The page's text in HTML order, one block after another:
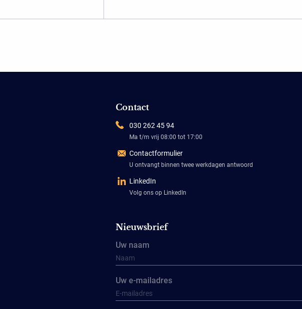
Contact
030 262 45 94
Ma t/m vrij 08:00 tot 17:00
Contactformulier
U ontvangt binnen twee werkdagen antwoord
LinkedIn
Volg ons op LinkedIn
Nieuwsbrief
Uw naam
Uw e-mailadres